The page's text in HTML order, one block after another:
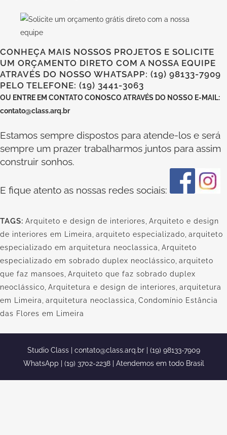
CONHEÇA MAIS NOSSOS PROJETOS E SOLICITE
UM ORÇAMENTO DIRETO COM A NOSSA EQUIPE
ATRAVÉS DO NOSSO WHATSAPP: (19) 98133-7909
PELO TELEFONE: (19) 3441-3063
OU ENTRE EM CONTATO CONOSCOATRAVÉS DO NOSSO E-MAIL:
contato@class.arq.br
Estamos sempre dispostos para atende-los e será
sempre um prazer trabalharmos juntos para assim
construir sonhos.
E fique atento as nossas redes sociais:
TAGS: Arquiteto e design de interiores Arquiteto e design
de interiores em Limeira arquiteto especializado arquiteto
especializado em arquitetura neoclassica Arquiteto
especializado em sobrado duplex neoclássico arquiteto
que faz mansoes Arquiteto que faz sobrado duplex
neoclássico Arquitetura e design de interiores arquitetura
em Limeira arquitetura neoclassica Condomínio Estância
das Flores em Limeira
Studio Class | contato@class.arq.br| (19) 98133-7909
WhatsApp | (19) 3702-2238 | Atendemos em todo Brasil